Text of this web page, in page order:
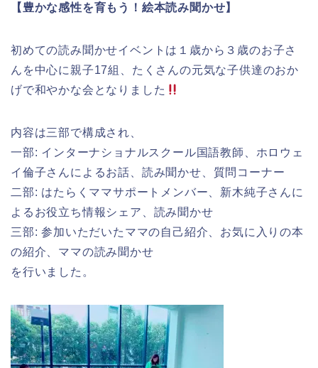
【豊かな感性を育もう！ 絵本読み聞かせ】
初めての読み聞かせイベントは１歳から３歳のお子さ
んを中心に親子17組、たくさんの元気な子供達のおか
げで和やかな会となりました
内容は三部で構成され、
一部: インターナショナルスクール国語教師、ホロウェ
イ倫子さんによるお話、読み聞かせ、質問コーナー
二部: はたらくママサポートメンバー、新木純子さんに
よるお役立ち情報シェア、読み聞かせ
三部: 参加いただいたママの自己紹介、お気に入りの本
の紹介、ママの読み聞かせ
を行いました。